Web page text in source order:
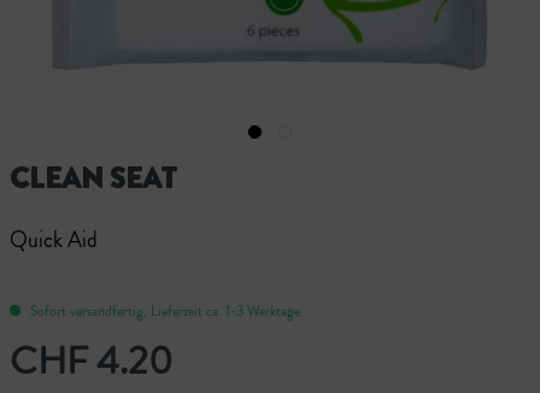
CLEAN SEAT
Quick Aid
Sofort versandfertig, Lieferzeit ca. 1-3 Werktage
CHF 4.20